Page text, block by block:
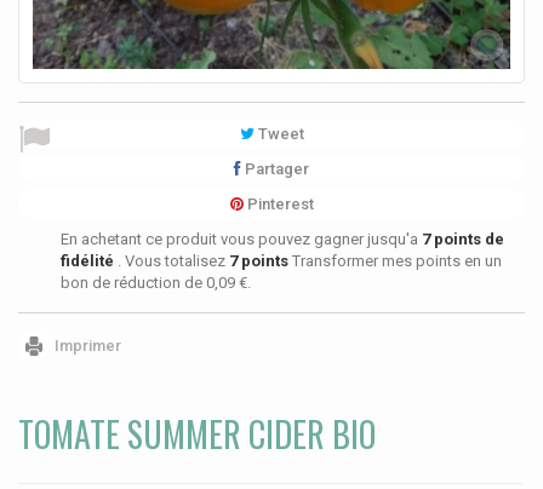
Tweet
Partager
Pinterest
En achetant ce produit vous pouvez gagner jusqu'a 7points de
fidélité . Vous totalisez 7points Transformer mes points en un
bon de réduction de 0,09 €.
Imprimer
TOMATE SUMMER CIDER BIO